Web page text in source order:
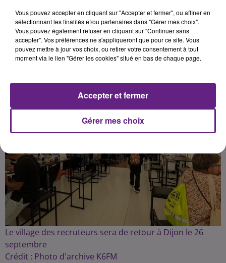
Publié : 22 août 2024 à 9h00 par Fabrice Aubry
Le village des recruteurs sera de retour à Dijon le 26
septembre
Crédit : Photo d'archive K6FM
Vous pouvez accepter en cliquant sur "Accepter et fermer", ou affiner en
sélectionnant les finalités et/ou partenaires dans "Gérer mes choix".
Vous pouvez également refuser en cliquant sur "Continuer sans
accepter". Vos préférences ne s'appliqueront que pour ce site. Vous
pouvez mettre à jour vos choix, ou retirer votre consentement à tout
moment via le lien "Gérer les cookies" situé en bas de chaque page.
Gérer mes choix
Accepter et fermer